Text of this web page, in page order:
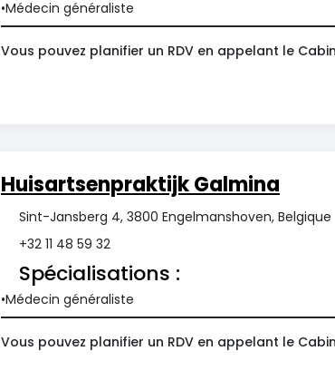
Médecin généraliste
Vous pouvez planifier un RDV en appelant le
Huisartsenpraktijk Galmina
Sint-Jansberg 4, 3800 Engelmanshoven, Belgique
+32 11 48 59 32
Spécialisations :
Médecin généraliste
Vous pouvez planifier un RDV en appelant le